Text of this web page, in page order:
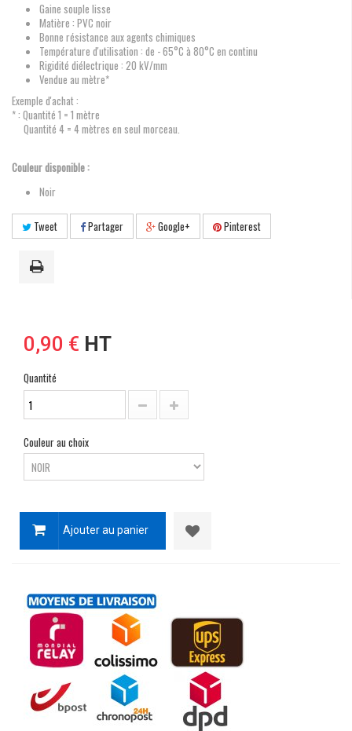
Gaine souple lisse
Matière : PVC noir
Bonne résistance aux agents chimiques
Température d'utilisation : de - 65°C à 80°C en continu
Rigidité diélectrique : 20 kV/mm
Vendue au mètre*
Exemple d'achat :
* : Quantité 1 = 1 mètre
Quantité 4 = 4 mètres en seul morceau.
Couleur disponible :
Noir
Tweet Partager Google+ Pinterest
0,90 € HT
Quantité
Couleur au choix
Ajouter au panier